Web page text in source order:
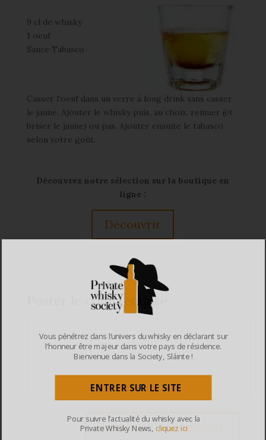
9 cl de whisky
1 oeuf
Sauce Tabasco
Casser l’oeuf dans un verre à long drink sans casser
le jaune. Ajouter le whisky puis, au choix, remuer (et
briser le jaune) ou pas. Ajouter ensuite le tabasco
selon votre goût.
Découvrez notre sélection sur la boutique en
ligne :
Découvrir
Poster le commentaire
Vous pénétrez dans l’univers du whisky en déclarant sur
l’honneur être majeur dans votre pays de résidence.
Bienvenue dans la Society, Sláinte !
ENTRER SUR LE SITE
Pour suivre l’actualité du whisky avec la
Private Whisky News, cliquez ici